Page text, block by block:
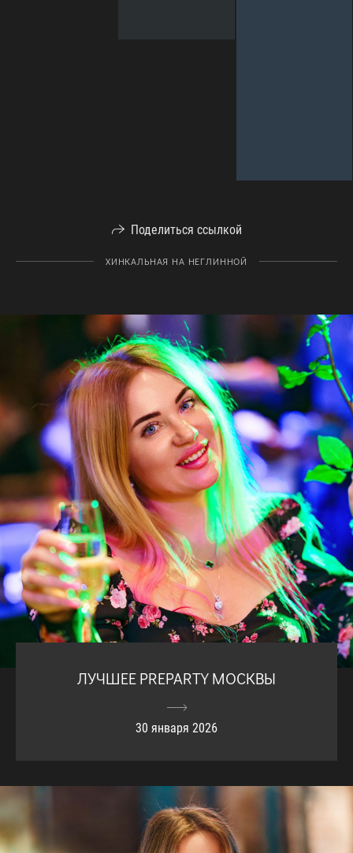
Поделиться ссылкой
ХИНКАЛЬНАЯ НА НЕГЛИННОЙ
ЛУЧШЕЕ PREPARTY МОСКВЫ
30 января 2026